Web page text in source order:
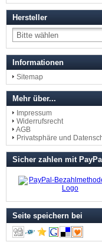
Hersteller
Informationen
Sitemap
Mehr über...
Impressum
Widerrufsrecht
AGB
Privatsphäre und
Sicher zahlen mit PayPal
Seite speichern bei